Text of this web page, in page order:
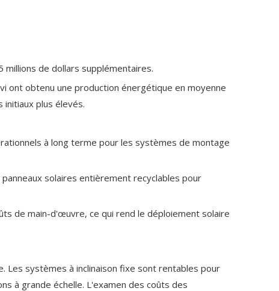
de dollars supplémentaires.
ont obtenu une production énergétique en moyenne
plus élevés.
à long terme pour les systèmes de montage
solaires entièrement recyclables pour
de main-d'œuvre, ce qui rend le déploiement solaire
Les systèmes à inclinaison fixe sont rentables pour
à grande échelle. L'examen des coûts des